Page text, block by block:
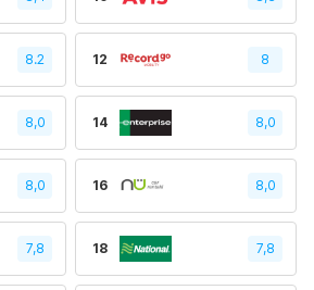
8.2 12 8
8,0 14 8,0
8,0 16 8,0
7,8 18 7,8